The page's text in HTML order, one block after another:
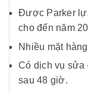
Được Parker
cho đến năm
Nhiều mặt
Có dịch vụ sửa
sau 48 giờ.